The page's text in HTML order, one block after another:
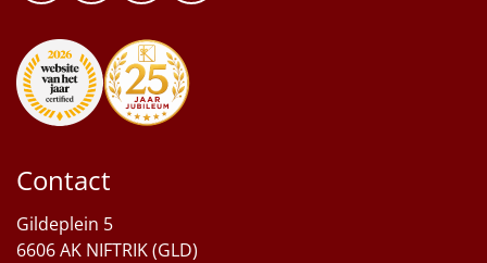
Contact
Gildeplein 5
6606 AK NIFTRIK (GLD)